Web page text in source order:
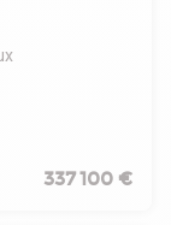
une activité
commercial
Chartrons,
situé rue du
337 100 €